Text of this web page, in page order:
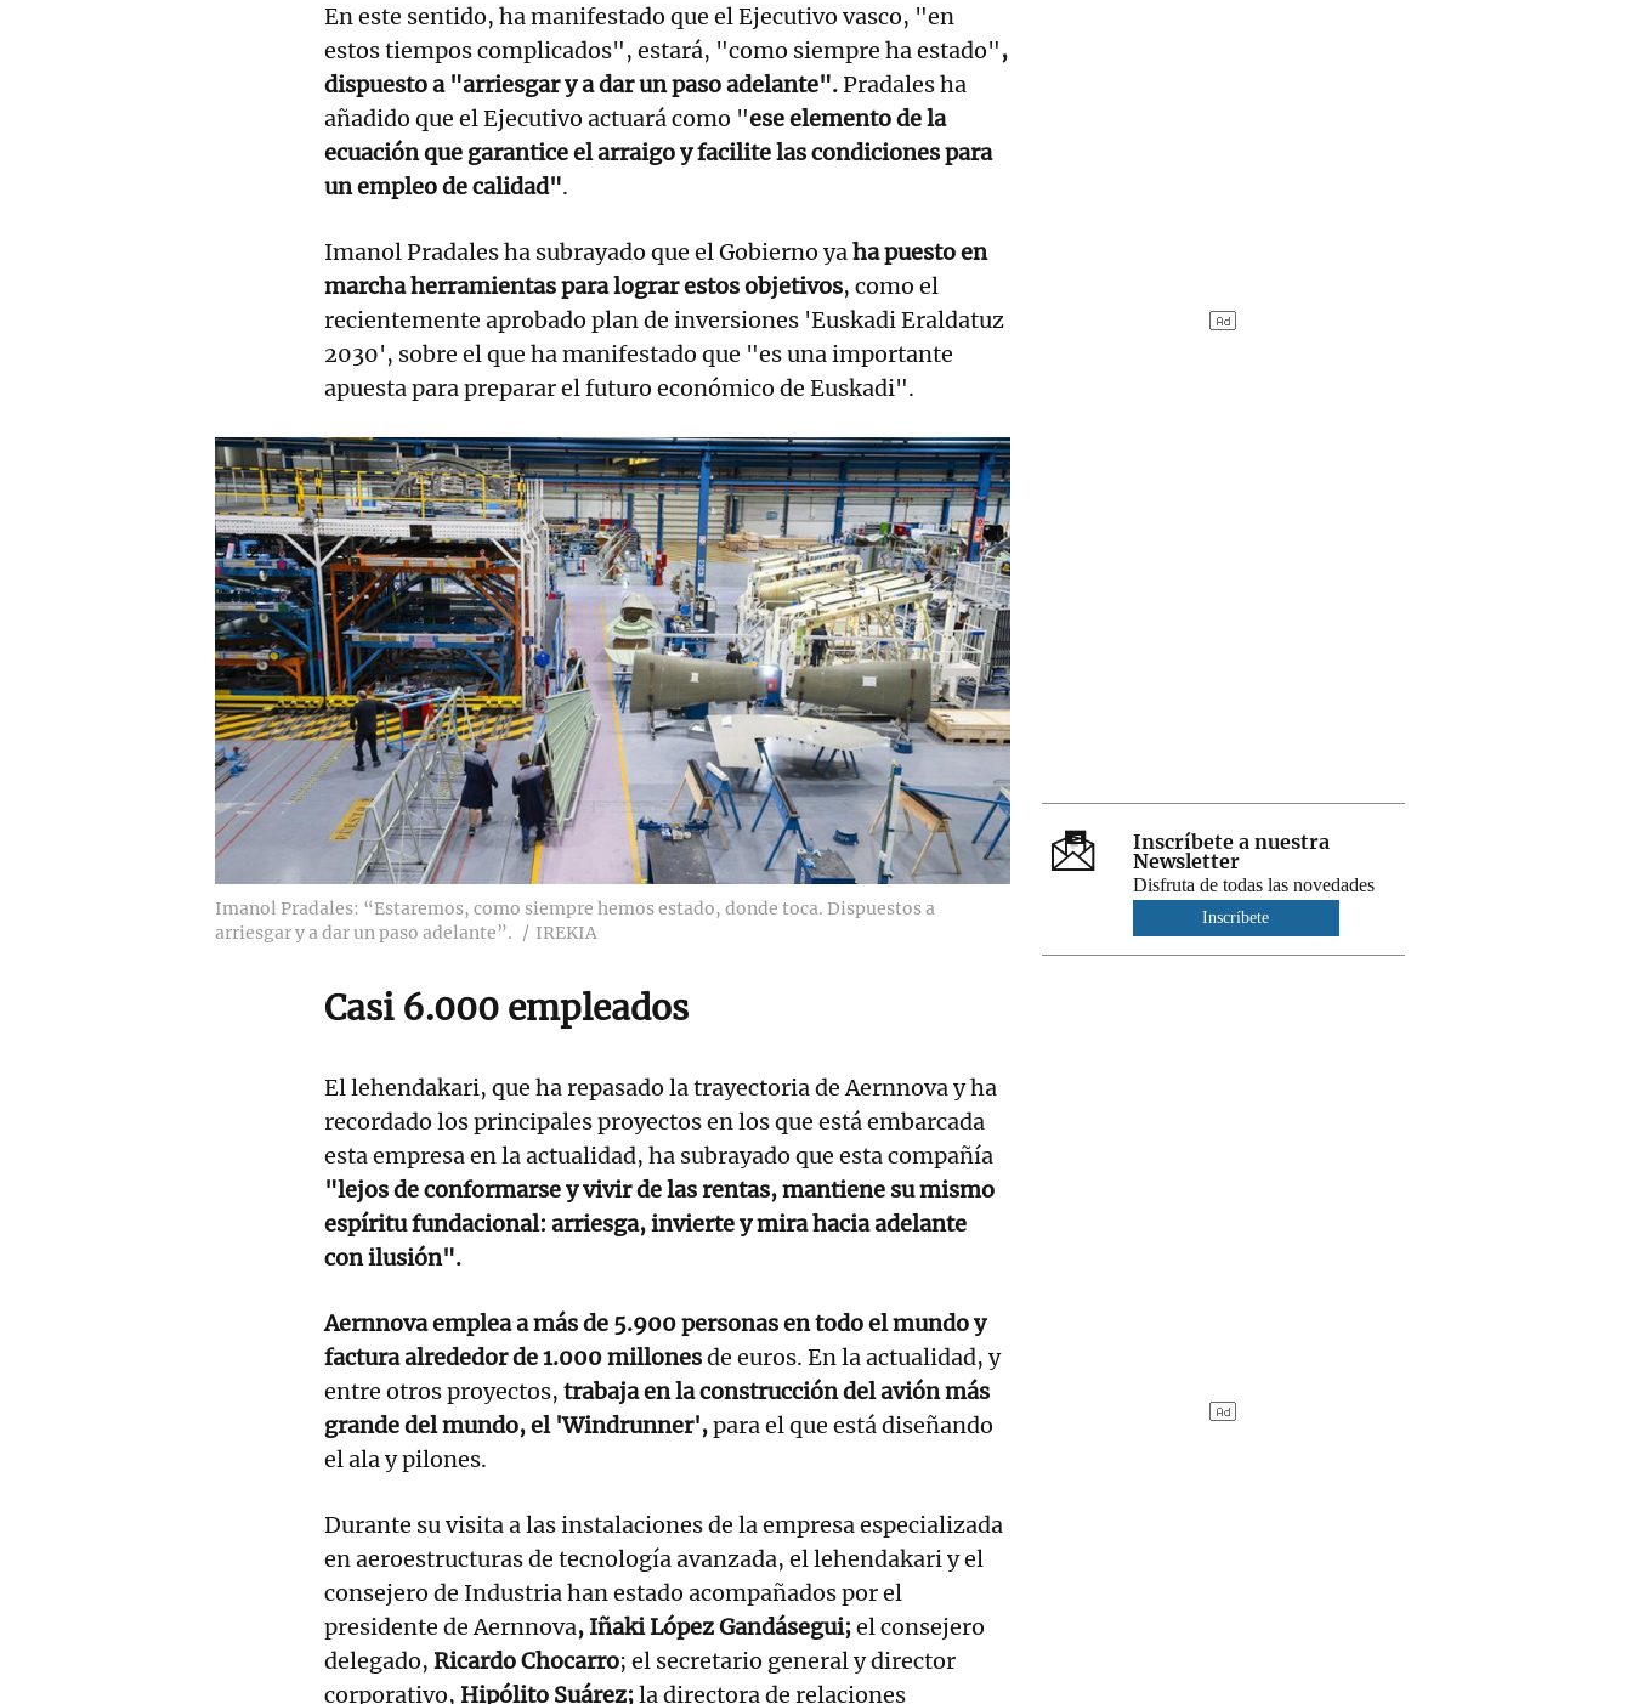
En este sentido, ha manifestado que el Ejecutivo vasco, "en
estos tiempos complicados", estará, "como siempre ha estado",
dispuesto a "arriesgar y a dar un paso adelante".Pradales ha
añadido que el Ejecutivo actuará como "ese elemento de la
ecuación que garantice el arraigo y facilite las condiciones para
un empleo de calidad".
Imanol Pradales ha subrayado que el Gobierno yaha puesto en
marcha herramientas para lograr estos objetivos, como el
recientemente aprobado plan de inversiones 'Euskadi Eraldatuz
2030', sobre el que ha manifestado que "es una importante
apuesta para preparar el futuro económico de Euskadi".
Imanol Pradales: “Estaremos, como siempre hemos estado, donde toca. Dispuestos a
arriesgar y a dar un paso adelante”.
IREKIA
Casi 6.000 empleados
El lehendakari, que ha repasado la trayectoria de Aernnova y ha
recordado los principales proyectos en los que está embarcada
esta empresa en la actualidad, ha subrayado que esta compañía
"lejos de conformarse y vivir de las rentas, mantiene su mismo
espíritu fundacional: arriesga, invierte y mira hacia adelante
con ilusión".
Aernnova emplea a más de 5.900 personas en todo el mundo y
factura alrededor de 1.000 millonesde euros. En la actualidad, y
entre otros proyectos, trabaja en la construcción del avión más
grande del mundo, el 'Windrunner',para el que está diseñando
el ala y pilones.
Durante su visita a las instalaciones de la empresa especializada
en aeroestructuras de tecnología avanzada, el lehendakari y el
consejero de Industria han estado acompañados por el
presidente de Aernnova, Iñaki López Gandásegui;el consejero
delegado, Ricardo Chocarro; el secretario general y director
corporativo, Hipólito Suárez;la directora de relaciones
Inscríbete a nuestra
Newsletter
Disfruta de todas las novedades
Inscríbete